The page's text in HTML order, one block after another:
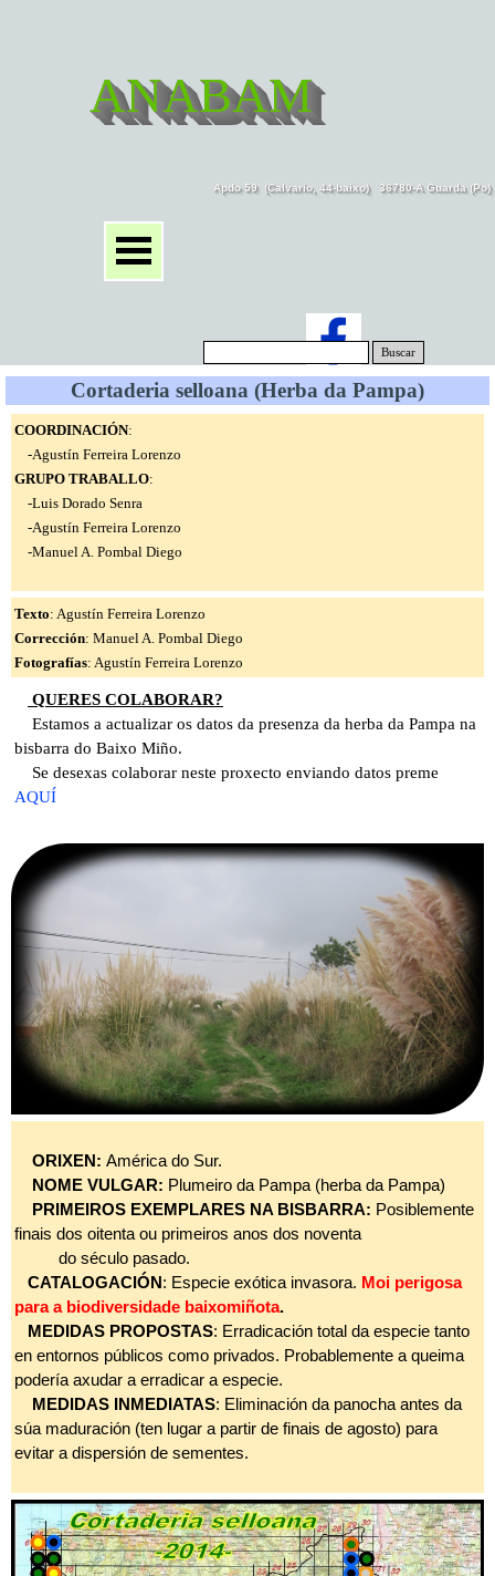
ANABAM
Apdo 59  (Calvario, 44-baixo)   36780-A Guarda
Buscar
Cortaderia selloana (Herba da Pampa)
COORDINACIÓN:
-Agustín Ferreira Lorenzo
GRUPO TRABALLO:
-Luis Dorado Senra
-Agustín Ferreira Lorenzo
-Manuel A. Pombal Diego
Texto: Agustín Ferreira Lorenzo
Corrección: Manuel A. Pombal Diego
Fotografías: Agustín Ferreira Lorenzo
QUERES COLABORAR?
Estamos a actualizar os datos da presenza da herba da Pampa na
bisbarra do Baixo Miño.
Se desexas colaborar neste proxecto enviando datos preme
AQUÍ
ORIXEN: América do Sur.
NOME VULGAR: Plumeiro da Pampa (herba da Pampa)
PRIMEIROS EXEMPLARES NA BISBARRA: Posiblemente
finais dos oitenta ou primeiros anos dos noventa
do século pasado.
CATALOGACIÓN : Especie exótica invasora. Moi perigosa
para a biodiversidade baixomiñota.
MEDIDAS PROPOSTAS: Erradicación total da especie tanto
en entornos públicos como privados. Probablemente a queima
podería axudar a erradicar a especie.
MEDIDAS INMEDIATAS: Eliminación da panocha antes da
súa maduración (ten lugar a partir de finais de agosto) para
evitar a dispersión de sementes.